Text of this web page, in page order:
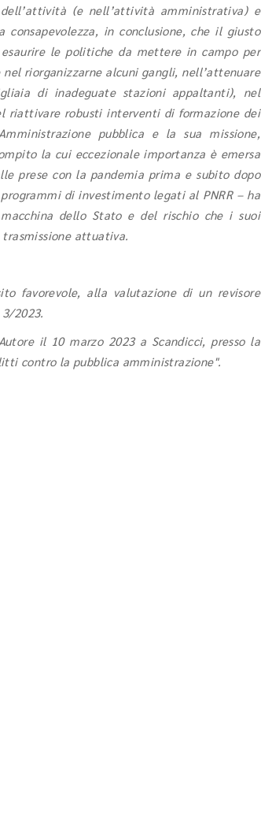
(e nell’attività amministrativa) e
in conclusione, che il giusto
le politiche da mettere in campo per
riorganizzarne alcuni gangli, nell’attenuare
di inadeguate stazioni appaltanti), nel
riattivare robusti interventi di formazione dei
pubblica e la sua missione,
la cui eccezionale importanza è emersa
prese con la pandemia prima e subito dopo
di investimento legati al PNRR – ha
dello Stato e del rischio che i suoi
attuativa.
favorevole, alla valutazione di un revisore
2023.
il 10 marzo 2023 a Scandicci, presso la
contro la pubblica amministrazione".